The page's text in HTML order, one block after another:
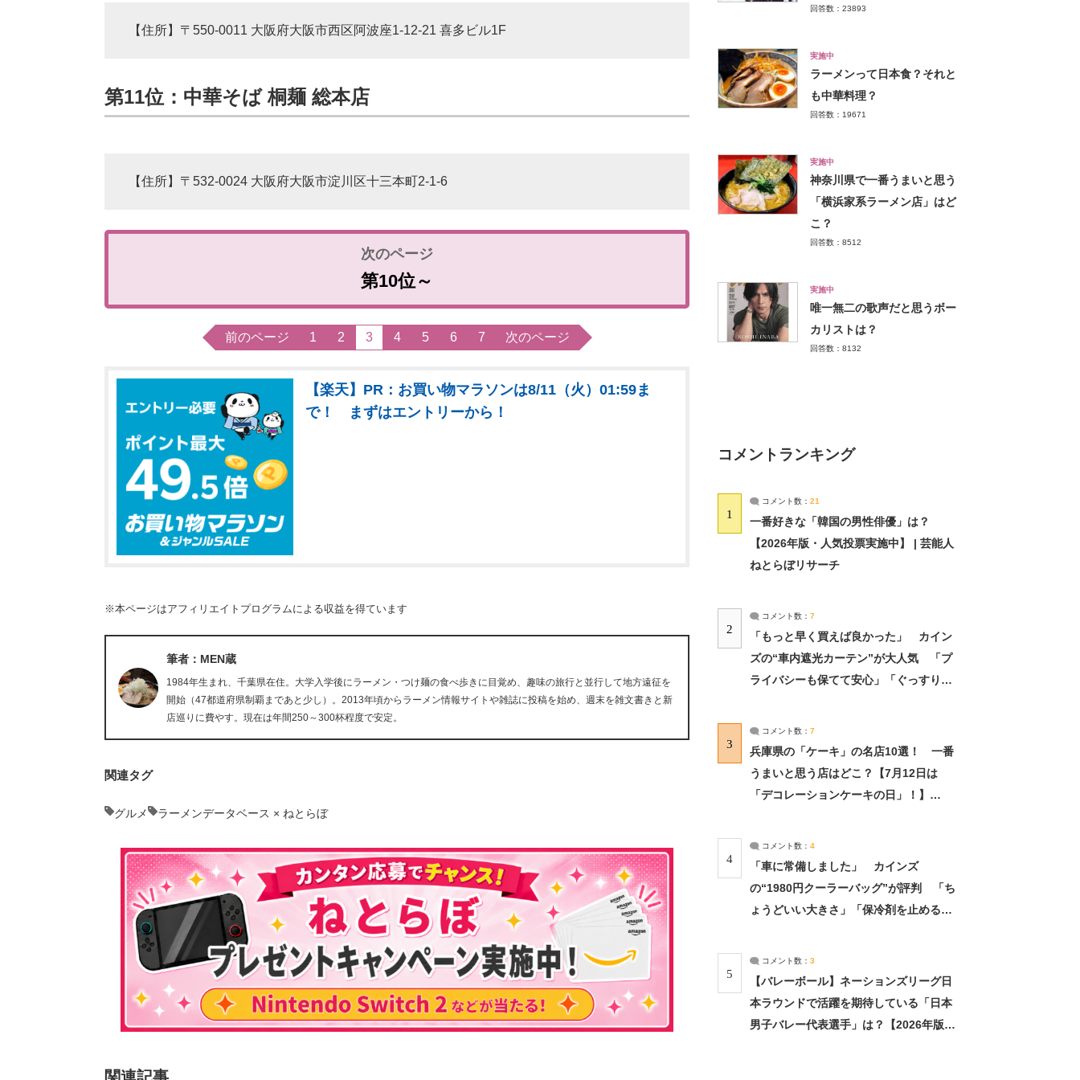
【住所】〒550-0011 大阪府大阪市西区阿波座1-12-21 喜多ビル1F
第11位：中華そば 桐麺 総本店
【住所】〒532-0024 大阪府大阪市淀川区十三本町2-1-6
第10位～
前のページ 1 2 3 4 5 6 7 次のページ
【楽天】PR：お買い物マラソンは8/11（火）01:59ま
で！ まずはエントリーから！
※本ページはアフィリエイトプログラムによる収益を得ています
筆者：MEN蔵
1984年生まれ、千葉県在住。大学入学後にラーメン・つけ麺の食べ歩きに目覚め、趣味の旅行と並行して地方遠征を
開始（47都道府県制覇まであと少し）。2013年頃からラーメン情報サイトや雑誌に投稿を始め、週末を雑文書きと新
店巡りに費やす。現在は年間250～300杯程度で安定。
関連タグ
グルメ ラーメンデータベース × ねとらぼ
回答数：23893
実施中
ラーメンって日本食？それと
も中華料理？
回答数：19671
実施中
神奈川県で一番うまいと思う
「横浜家系ラーメン店」はど
こ？
回答数：8512
実施中
唯一無二の歌声だと思うボー
カリストは？
回答数：8132
コメントランキング
1
コメント数： 21
一番好きな「韓国の男性俳優」は？
【2026年版・人気投票実施中】 | 芸能人
ねとらぼリサーチ
2
コメント数： 7
「もっと早く買えば良かった」 カイン
ズの“車内遮光カーテン”が大人気 「プ
ライバシーも保てて安心」「ぐっすり眠
3
コメント数： 7
兵庫県の「ケーキ」の名店10選！ 一番
うまいと思う店はどこ？【7月12日は
「デコレーションケーキの日」！】
4
コメント数： 4
「車に常備しました」 カインズ
の“1980円クーラーバッグ”が評判 「ち
ょうどいい大きさ」「保冷剤を止めるベ
5
コメント数： 3
【バレーボール】ネーションズリーグ日
本ラウンドで活躍を期待している「日本
男子バレー代表選手」は？【2026年版・